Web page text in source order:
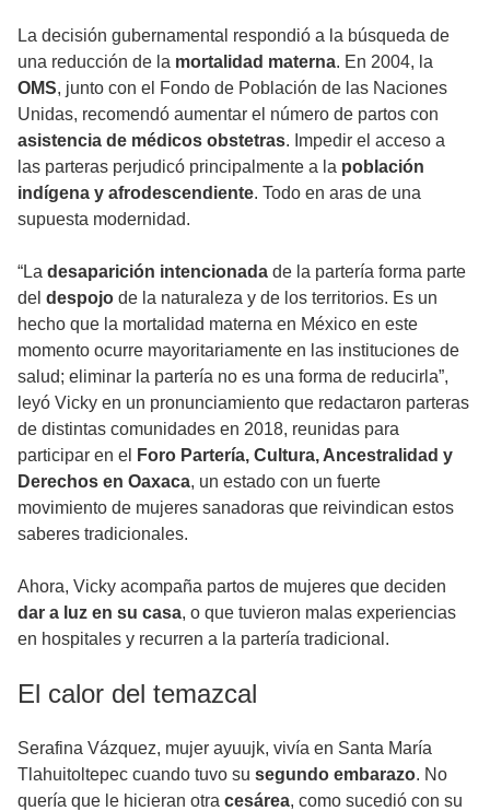
La decisión gubernamental respondió a la búsqueda de
una reducción de la mortalidad materna. En 2004, la
OMS, junto con el Fondo de Población de las Naciones
Unidas, recomendó aumentar el número de partos con
asistencia de médicos obstetras. Impedir el acceso a
las parteras perjudicó principalmente a la población
indígena y afrodescendiente. Todo en aras de una
supuesta modernidad.
“La desaparición intencionada de la partería forma parte
del despojo de la naturaleza y de los territorios. Es un
hecho que la mortalidad materna en México en este
momento ocurre mayoritariamente en las instituciones de
salud; eliminar la partería no es una forma de reducirla”,
leyó Vicky en un pronunciamiento que redactaron parteras
de distintas comunidades en 2018, reunidas para
participar en el
Foro Partería, Cultura, Ancestralidad y
Derechos en Oaxaca, un estado con un fuerte
movimiento de mujeres sanadoras que reivindican estos
saberes tradicionales.
Ahora, Vicky acompaña partos de mujeres que deciden
dar a luz en su casa, o que tuvieron malas experiencias
en hospitales y recurren a la partería tradicional.
El calor del temazcal
Serafina Vázquez, mujer ayuujk, vivía en Santa María
Tlahuitoltepec cuando tuvo su segundo embarazo. No
quería que le hicieran otra cesárea, como sucedió con su